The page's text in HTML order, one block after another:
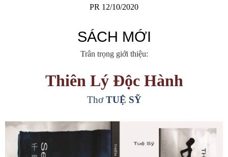
PR 12/10/2020
SÁCH MỚI
Trân trọng giới thiệu:
Thiên Lý Độc Hành
ThơTUỆ SỸ